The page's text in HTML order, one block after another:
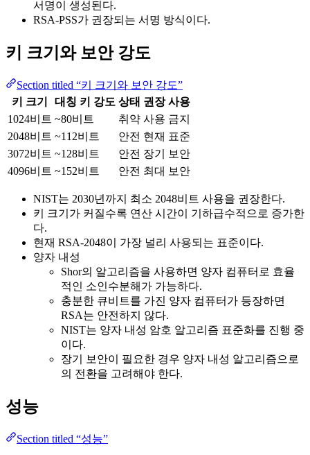
서명이 생성된다.
RSA-PSS가 권장되는 서명 방식이다.
키 크기와 보안 강도
Section titled “키 크기와 보안 강도”
키 크기
대칭 키 강도 상태 권장 사용
1024비트 ~80비트 취약 사용 금지
2048비트 ~112비트 안전 현재 표준
3072비트 ~128비트 안전 장기 보안
4096비트 ~152비트 안전 최대 보안
NIST는 2030년까지 최소 2048비트 사용을 권장한다.
키 크기가 커질수록 연산 시간이 기하급수적으로 증가한
다.
현재 RSA-2048이 가장 널리 사용되는 표준이다.
양자 내성
Shor의 알고리즘을 사용하면 양자 컴퓨터로 효율
적인 소인수분해가 가능하다.
충분한 큐비트를 가진 양자 컴퓨터가 등장하면
RSA는 안전하지 않다.
NIST는 양자 내성 암호 알고리즘 표준화를 진행 중
이다.
장기 보안이 필요한 경우 양자 내성 알고리즘으로
의 전환을 고려해야 한다.
성능
Section titled “성능”